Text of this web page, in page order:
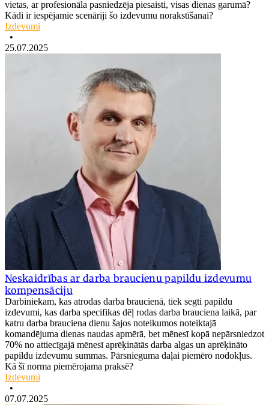
vietas, ar profesionāla pasniedzēja piesaisti, visas dienas garumā?
Kādi ir iespējamie scenāriji šo izdevumu norakstīšanai?
Izdevumi
•
25.07.2025
Neskaidrības ar darba braucienu papildu izdevumu
kompensāciju
Darbiniekam, kas atrodas darba braucienā, tiek segti papildu
izdevumi, kas darba specifikas dēļ rodas darba brauciena laikā, par
katru darba brauciena dienu šajos noteikumos noteiktajā
komandējuma dienas naudas apmērā, bet mēnesī kopā nepārsniedzot
70% no attiecīgajā mēnesī aprēķinātās darba algas un aprēķināto
papildu izdevumu summas. Pārsnieguma daļai piemēro nodokļus.
Kā šī norma piemērojama praksē?
Izdevumi
•
07.07.2025